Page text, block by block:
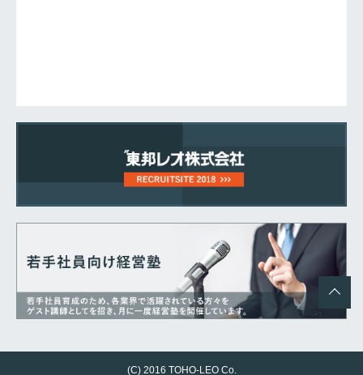
(C) 2016 TOHO-LEO Co.